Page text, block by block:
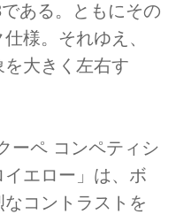
ある。ともにその
様。それゆえ、
大きく左右す
ーペ コンペティシ
イエロー」は、ボ
コントラストを